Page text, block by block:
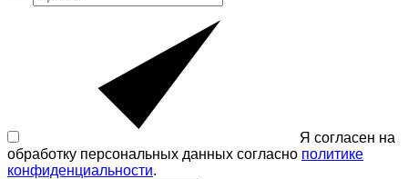
Я согласен на
обработку персональных данных согласно политике
конфиденциальности.